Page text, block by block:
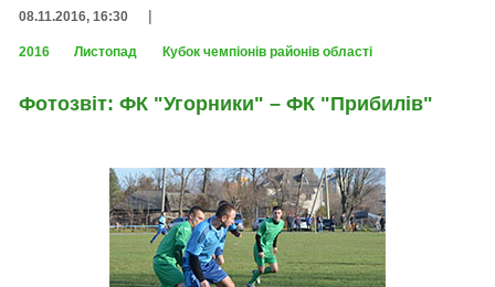
08.11.2016, 16:30 |
2016 Листопад Кубок чемпіонів районів області
Фотозвіт: ФК "Угорники" – ФК "Прибилів"